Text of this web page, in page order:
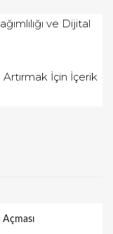
ve Dijital
Artırmak İçin İçerik